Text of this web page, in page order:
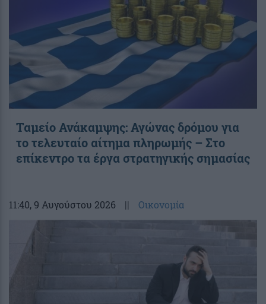
Ταμείο Ανάκαμψης: Αγώνας δρόμου για
το τελευταίο αίτημα πληρωμής – Στο
επίκεντρο τα έργα στρατηγικής σημασίας
11:40, 9 Αυγούστου 2026 || Οικονομία